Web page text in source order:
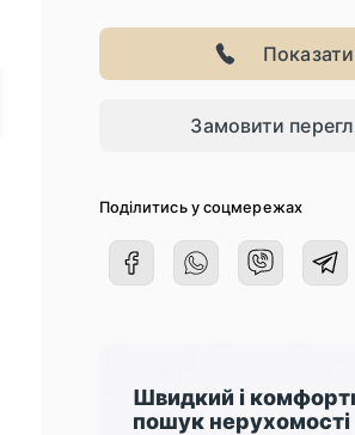
Замовити
Поділитись у соцмережах
Швидкий і
пошук нерухомості